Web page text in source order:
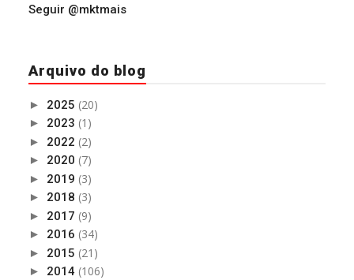
Seguir @mktmais
Arquivo do blog
► 2025 (20)
► 2023 (1)
► 2022 (2)
► 2020 (7)
► 2019 (3)
► 2018 (3)
► 2017 (9)
► 2016 (34)
► 2015 (21)
► 2014 (106)